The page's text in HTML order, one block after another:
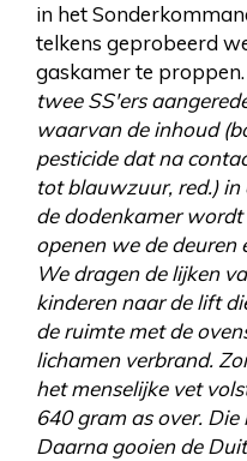
in het
telkens geprobeerd
gaskamer te
twee SS'ers
waarvan de inhoud
pesticide dat na
tot blauwzuur, red.)
de dodenkamer
openen we de deuren
We dragen de lijken
kinderen naar de lift
de ruimte met de
lichamen verbrand.
het menselijke vet
640 gram as over.
Daarna gooien de